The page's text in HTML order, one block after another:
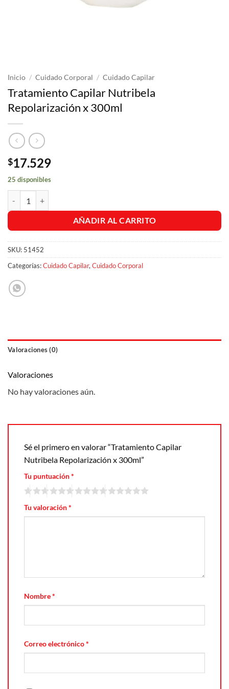
Inicio / Cuidado Corporal / Cuidado Capilar
Tratamiento Capilar Nutribela
Repolarización x 300ml
$17.529
25 disponibles
AÑADIR AL CARRITO
SKU: 51452
Categorías:Cuidado Capilar, Cuidado Corporal
Valoraciones (0)
Valoraciones
No hay valoraciones aún.
Sé el primero en valorar “Tratamiento Capilar
Nutribela Repolarización x 300ml”
Tu puntuación*
Tu valoración*
Nombre*
Correo electrónico*